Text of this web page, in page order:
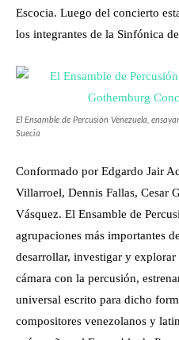
Escocia. Luego del concierto
los integrantes de la Sinfónica
El Ensamble de Percusión Venezuela,
Suecia
Conformado por Edgardo Jair
Villarroel, Dennis Fallas, Cesar
Vásquez. El Ensamble de
agrupaciones más importantes
desarrollar, investigar y
cámara con la percusión,
universal escrito para dicho
compositores venezolanos y